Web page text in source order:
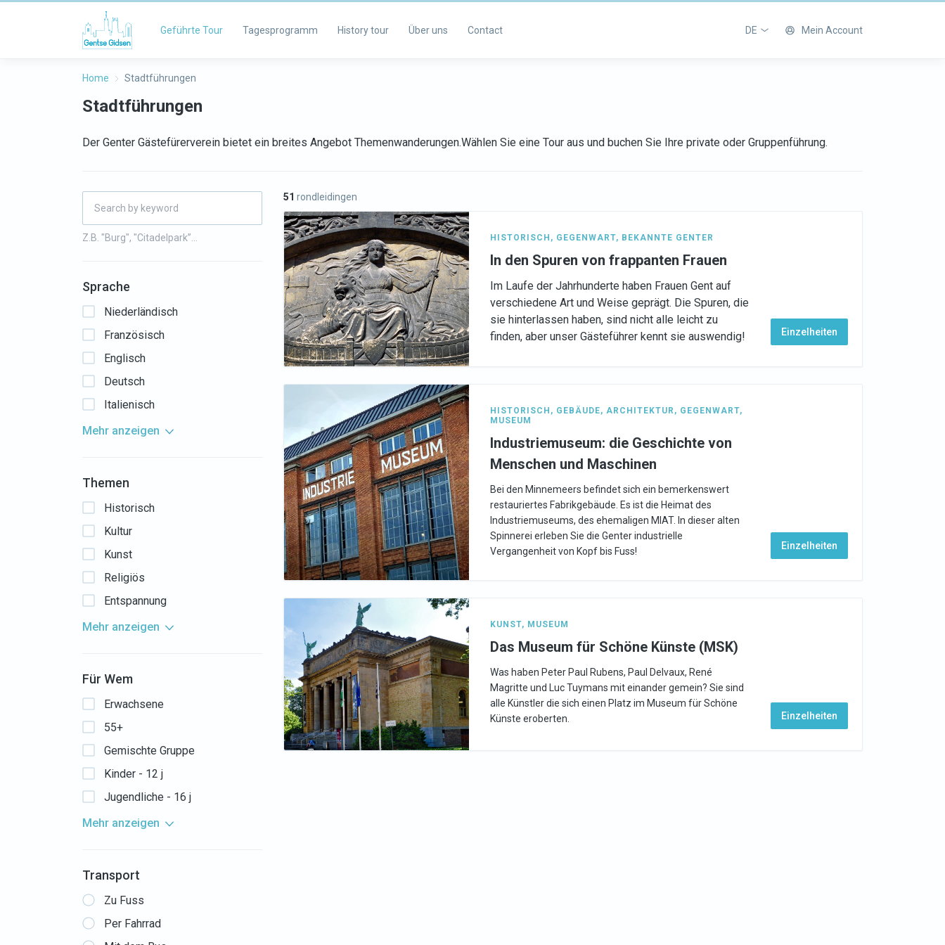
Geführte Tour Tagesprogramm History tour Über uns Contact DE Mein Account
Home Stadtführungen
Stadtführungen
Der Genter Gästefürerverein bietet ein breites Angebot Themenwanderungen.Wählen Sie eine Tour aus und buchen Sie Ihre private oder Gruppenführung.
Z.B. "Burg", "Citadelpark”…
Sprache
Niederländisch
Französisch
Englisch
Deutsch
Italienisch
Mehr anzeigen
Themen
Historisch
Kultur
Kunst
Religiös
Entspannung
Mehr anzeigen
Für Wem
Erwachsene
55+
Gemischte Gruppe
Kinder - 12 j
Jugendliche - 16 j
Mehr anzeigen
Transport
Zu Fuss
Per Fahrrad
51 rondleidingen
HISTORISCH , GEGENWART, BEKANNTE GENTER
In den Spuren von frappanten Frauen
Im Laufe der Jahrhunderte haben Frauen Gent auf
verschiedene Art und Weise geprägt. Die Spuren, die
sie hinterlassen haben, sind nicht alle leicht zu
finden, aber unser Gästeführer kennt sie auswendig!
Einzelheiten
HISTORISCH , GEBÄUDE, ARCHITEKTUR , GEGENWART,
MUSEUM
Industriemuseum: die Geschichte von
Menschen und Maschinen
Bei den Minnemeers befindet sich ein bemerkenswert
restauriertes Fabrikgebäude. Es ist die Heimat des
Industriemuseums, des ehemaligen MIAT. In dieser alten
Spinnerei erleben Sie die Genter industrielle
Vergangenheit von Kopf bis Fuss!
Einzelheiten
KUNST, MUSEUM
Das Museum für Schöne Künste (MSK)
Was haben Peter Paul Rubens, Paul Delvaux, René
Magritte und Luc Tuymans mit einander gemein? Sie sind
alle Künstler die sich einen Platz im Museum für Schöne
Künste eroberten.
Einzelheiten